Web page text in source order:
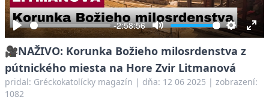
Play
-2:58:56
Mute Settings
🎥NAŽIVO: Korunka Božieho milosrdenstva z
pútnického miesta na Hore Zvir Litmanová
pridal: Gréckokatolícky magazín | dňa: 12 06 2025 | zobrazení:
1082